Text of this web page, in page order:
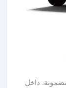
داخل